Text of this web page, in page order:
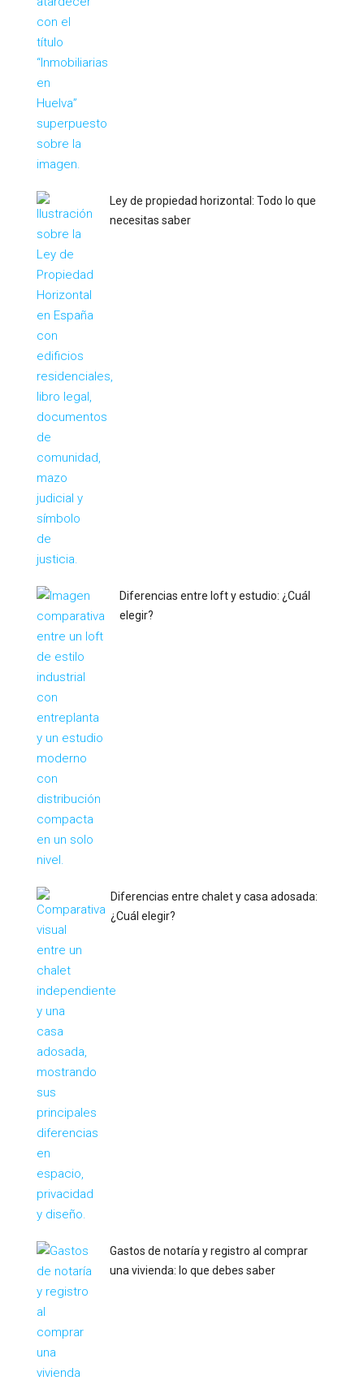
Ley de propiedad horizontal: Todo lo que
necesitas saber
Diferencias entre loft y estudio: ¿Cuál
elegir?
Diferencias entre chalet y casa adosada:
¿Cuál elegir?
Gastos de notaría y registro al comprar
una vivienda: lo que debes saber